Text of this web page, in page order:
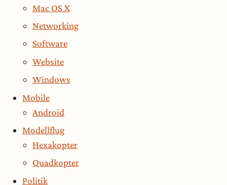
Mac OS X
Networking
Software
Website
Windows
Mobile
Android
Modellflug
Hexakopter
Quadkopter
Politik